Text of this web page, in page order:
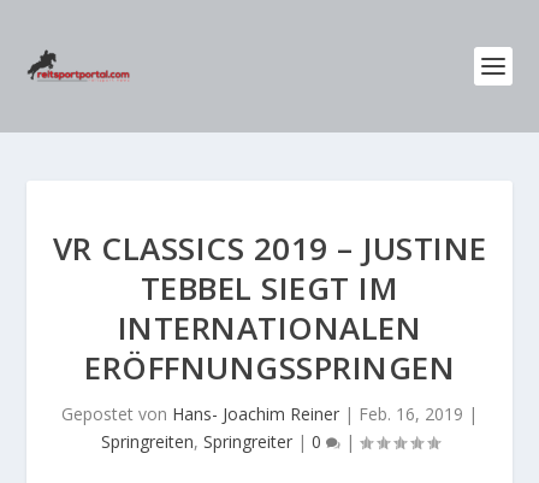
VR CLASSICS 2019 – JUSTINE
TEBBEL SIEGT IM
INTERNATIONALEN
ERÖFFNUNGSSPRINGEN
Gepostet von Hans- Joachim Reiner | Feb. 16, 2019 |
Springreiten, Springreiter| 0 |